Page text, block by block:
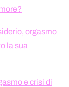
orgasmo
la sua
e crisi di